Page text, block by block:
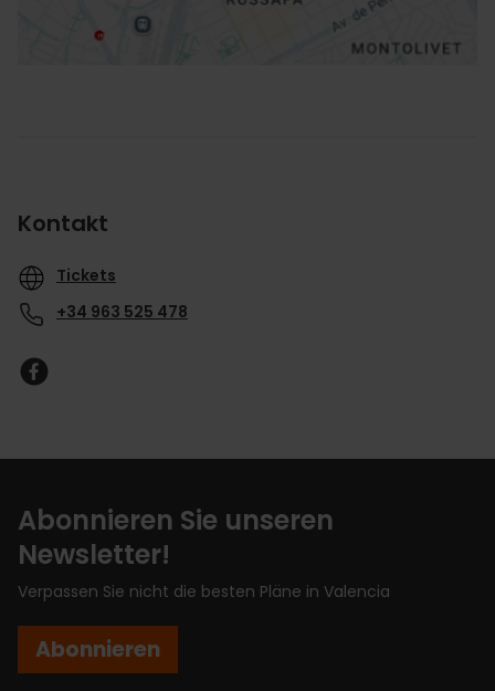
Kontakt
Tickets
+34 963 525 478
Abonnieren Sie unseren
Newsletter!
Verpassen Sie nicht die besten Pläne in Valencia
Abonnieren